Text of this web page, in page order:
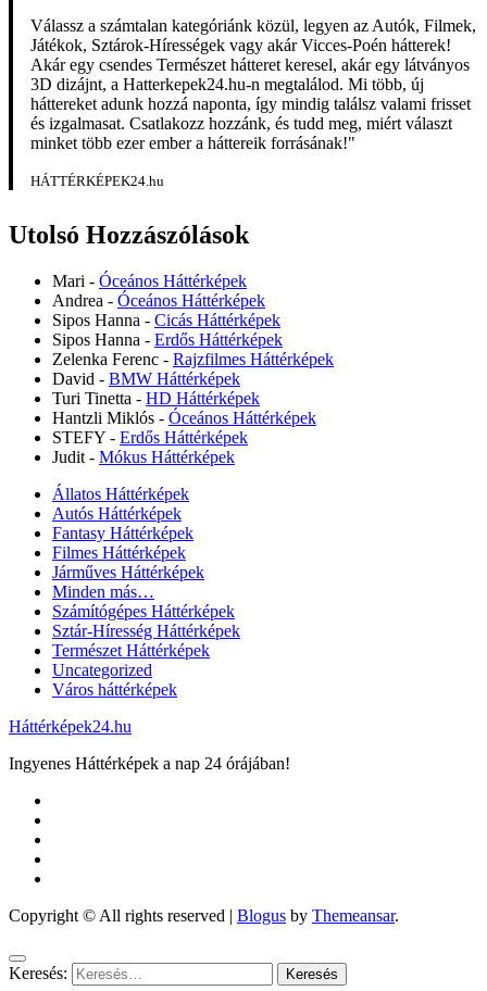
Válassz a számtalan kategóriánk közül, legyen az Autók, Filmek,
Játékok, Sztárok-Hírességek vagy akár Vicces-Poén hátterek!
Akár egy csendes Természet hátteret keresel, akár egy látványos
3D dizájnt, a Hatterkepek24.hu-n megtalálod. Mi több, új
háttereket adunk hozzá naponta, így mindig találsz valami frisset
és izgalmasat. Csatlakozz hozzánk, és tudd meg, miért választ
minket több ezer ember a háttereik forrásának!"
HÁTTÉRKÉPEK24.hu
Utolsó Hozzászólások
Mari - Óceános Háttérképek
Andrea - Óceános Háttérképek
Sipos Hanna - Cicás Háttérképek
Sipos Hanna - Erdős Háttérképek
Zelenka Ferenc - Rajzfilmes Háttérképek
David - BMW Háttérképek
Turi Tinetta - HD Háttérképek
Hantzli Miklós - Óceános Háttérképek
STEFY - Erdős Háttérképek
Judit - Mókus Háttérképek
Állatos Háttérképek
Autós Háttérképek
Fantasy Háttérképek
Filmes Háttérképek
Járműves Háttérképek
Minden más…
Számítógépes Háttérképek
Sztár-Híresség Háttérképek
Természet Háttérképek
Uncategorized
Város háttérképek
Háttérképek24.hu
Ingyenes Háttérképek a nap 24 órájában!
Copyright © All rights reserved | Blogus by Themeansar.
Keresés: